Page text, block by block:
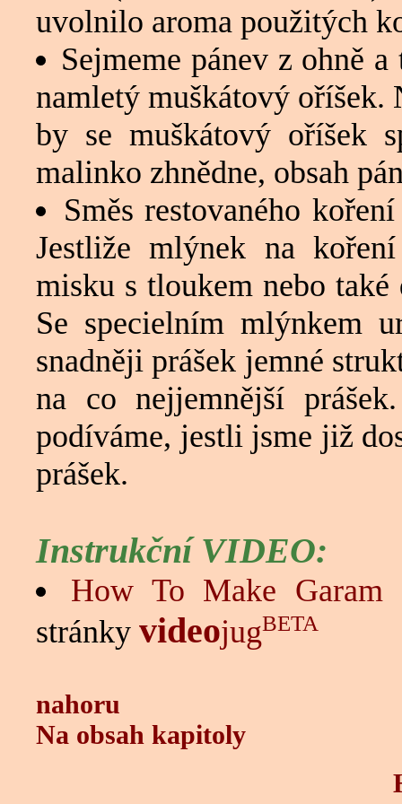
uvolnilo aroma použitých
Sejmeme pánev z ohně
namletý muškátový oříšek.
by se muškátový oříšek
malinko zhnědne, obsah
Směs restovaného
Jestliže mlýnek na
misku s tloukem nebo
Se specielním mlýnkem
snadněji prášek jemné
na co nejjemnější
podíváme, jestli jsme již
prášek.
Instrukční VIDEO:
How To Make Garam
stránky videojugBETA
nahoru
Na obsah kapitoly